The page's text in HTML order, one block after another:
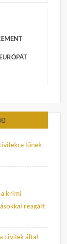
lőnek
a krími
reagált
civilek által